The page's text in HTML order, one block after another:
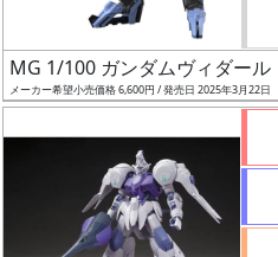
状
況
MG 1/100 ガンダムヴィダール
メーカー希望小売価格 6,600円 / 発売日 2025年3月22日